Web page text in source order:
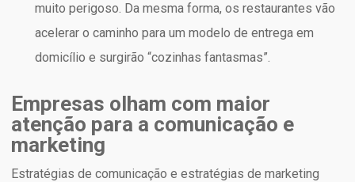
muito perigoso. Da mesma forma, os restaurantes vão
acelerar o caminho para um modelo de entrega em
domicílio e surgirão “cozinhas fantasmas”.
Empresas olham com maior
atenção para a comunicação e
marketing
Estratégias de comunicação e estratégias de marketing